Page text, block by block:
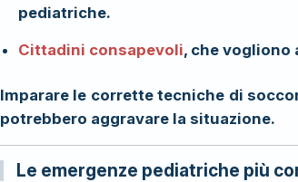
pediatriche.
Cittadini consapevoli, che vogliono
Imparare le corrette tecniche di
potrebbero aggravare la situazione.
Le emergenze pediatriche più